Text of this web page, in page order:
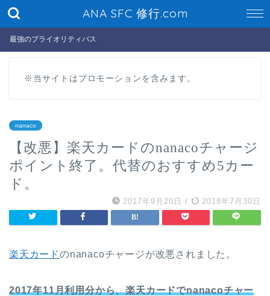
ANA SFC 修行.com
最強のプライオリティパス
※当サイトはプロモーションを含みます。
nanaco
【改悪】楽天カードのnanacoチャージ
ポイント終了。代替のおすすめ5カー
ド。
2017年9月20日 / 2018年7月30日
楽天カードのnanacoチャージが改悪されました。
2017年11月利用分から、楽天カードでnanacoチャー